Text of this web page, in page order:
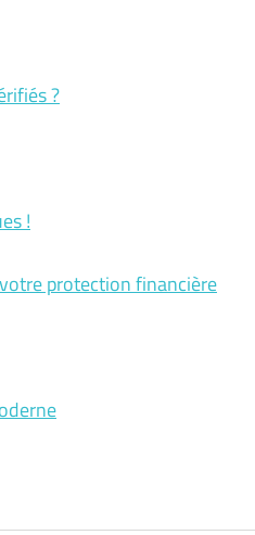
?
!
protection financière